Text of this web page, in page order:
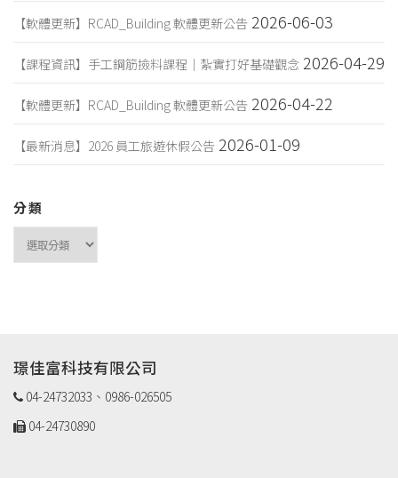
【軟體更新】RCAD_Building 軟體更新公告 2026-06-03
【課程資訊】手工鋼筋撿料課程｜紮實打好基礎觀念 2026-04-29
【軟體更新】RCAD_Building 軟體更新公告 2026-04-22
【最新消息】2026 員工旅遊休假公告 2026-01-09
分類
分
類
璟佳富科技有限公司
04-24732033、0986-026505
04-24730890